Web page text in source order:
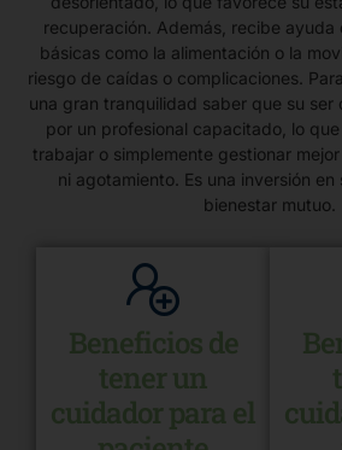
recuperación. Además, recibe ayuda
básicas como la alimentación o la
riesgo de caídas o complicaciones.
una gran tranquilidad saber que su
por un profesional capacitado, lo
trabajar o simplemente gestionar
ni agotamiento. Es una inversión
bienestar mutuo.
Beneficios de
tener un
cuidador para el